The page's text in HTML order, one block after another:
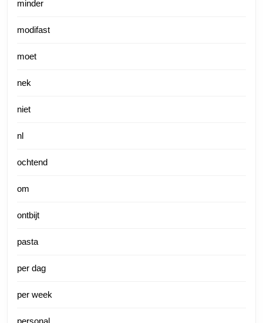
minder
modifast
moet
nek
niet
nl
ochtend
om
ontbijt
pasta
per dag
per week
personal